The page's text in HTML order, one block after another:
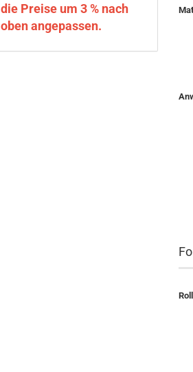
die Preise um 3 % nach
oben angepassen.